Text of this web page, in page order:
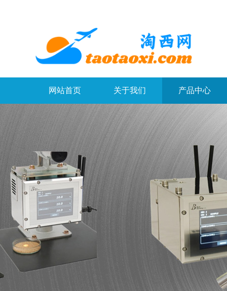
网站首页 关于我们 产品中心